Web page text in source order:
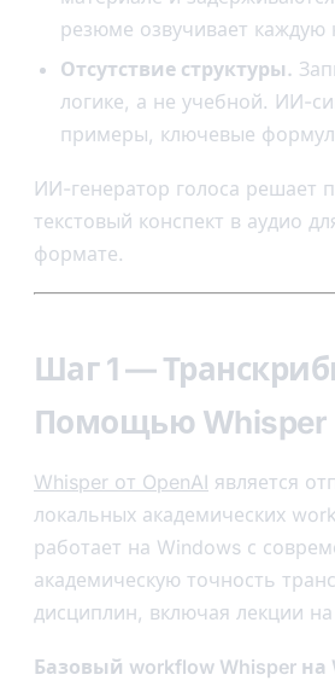
резюме озвучивает
Отсутствие структуры.
логике, а не учебной. ИИ-
примеры, ключевые
ИИ-генератор голоса решает
текстовый конспект в аудио
формате.
Шаг 1 —
Помощью Whisper
Whisper от OpenAI является
локальных академических
работает на Windows с
академическую точность
дисциплин, включая лекции
Базовый workflow Whisper на